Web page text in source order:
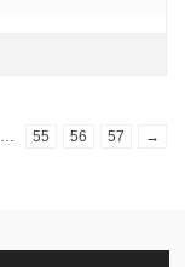
55 56 57 →